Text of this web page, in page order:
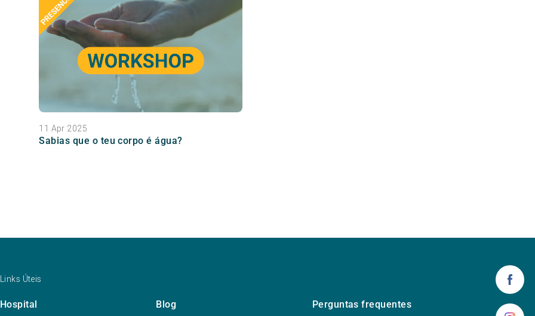
11 Apr 2025
Sabias que o teu corpo é água?
Links Úteis
Hospital Blog Perguntas frequentes